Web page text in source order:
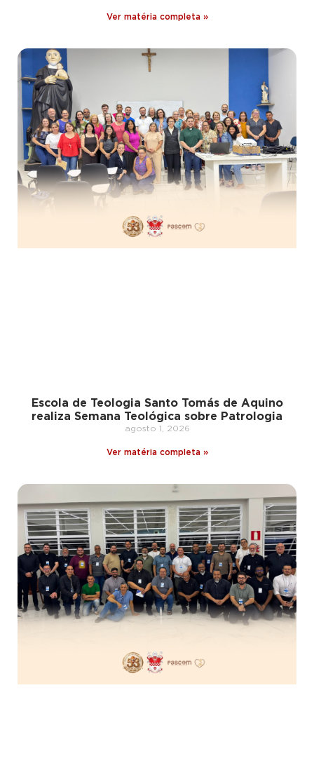
Ver matéria completa »
Escola de Teologia Santo Tomás de Aquino
realiza Semana Teológica sobre Patrologia
agosto 1, 2026
Ver matéria completa »